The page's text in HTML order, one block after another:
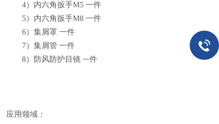
4）内六角扳手M5 一件
5）内六角扳手M8 一件
6）集屑罩 一件
7）集屑管 一件
8） 防风防护目镜 一件
应用领域：